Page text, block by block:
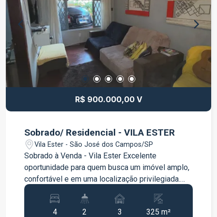
Churrasqueira; Academia; Salão de festas;
Brinquedoteca na cobertura. A localização é outro
grande diferencial: no Jardim Flórida, com fácil
acesso às regiões centrais de Jacareí, às
principais rodovias e próximo a supermercados,
escolas, farmácias, comércios e diversos
serviços, garantindo mais praticidade para sua
Venha conhecer de perto o seu novo lar!
R$ 900.000,00 V
Sobrado/ Residencial - VILA ESTER
Vila Ester - São José dos Campos/SP
Sobrado à Venda - Vila Ester Excelente
oportunidade para quem busca um imóvel amplo,
confortável e em uma localização privilegiada.
Este sobrado, localizado na Vila Ester, possui
325 m² de área construída, oferecendo espaços
bem distribuídos para toda a família. Destaques
4 2 3 325 m²